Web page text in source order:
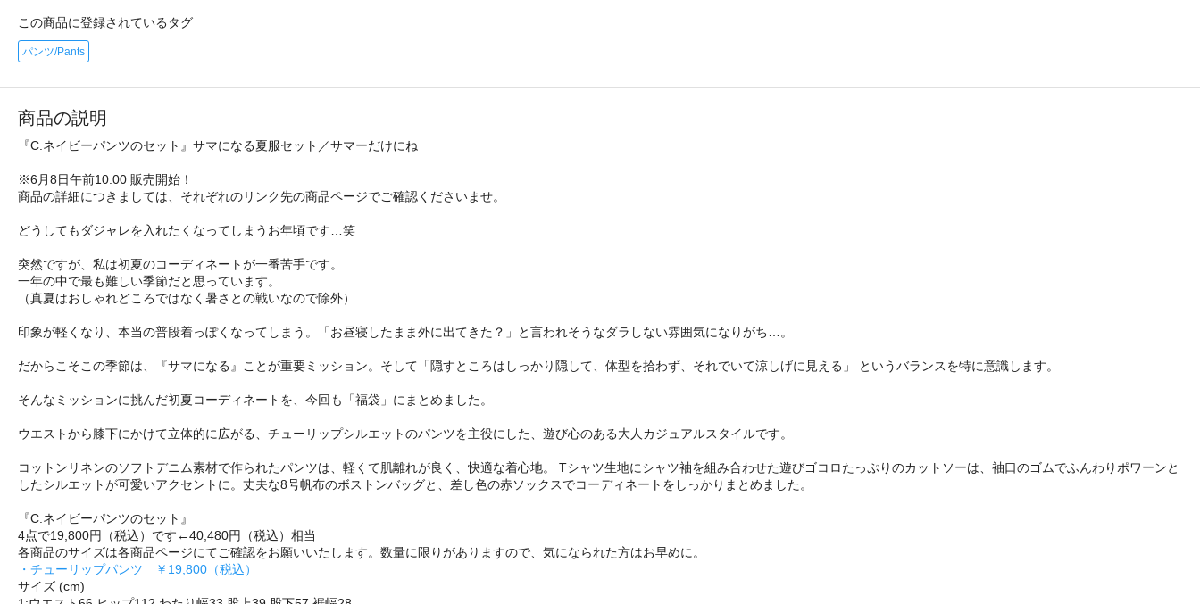
この商品に登録されているタグ
パンツ/Pants
商品の説明
『C.ネイビーパンツのセット』サマになる夏服セット／サマーだけにね
※6月8日午前10:00 販売開始！
商品の詳細につきましては、それぞれのリンク先の商品ページでご確認くださいませ。
どうしてもダジャレを入れたくなってしまうお年頃です…笑
突然ですが、私は初夏のコーディネートが一番苦手です。
一年の中で最も難しい季節だと思っています。
（真夏はおしゃれどころではなく暑さとの戦いなので除外）
印象が軽くなり、本当の普段着っぽくなってしまう。「お昼寝したまま外に出てきた？」と言われそうなダラしない雰囲気になりがち…。
だからこそこの季節は、『サマになる』ことが重要ミッション。そして「隠すところはしっかり隠して、体型を拾わず、それでいて涼しげに見える」 というバランスを特に意識します。
そんなミッションに挑んだ初夏コーディネートを、今回も「福袋」にまとめました。
ウエストから膝下にかけて立体的に広がる、チューリップシルエットのパンツを主役にした、遊び心のある大人カジュアルスタイルです。
コットンリネンのソフトデニム素材で作られたパンツは、軽くて肌離れが良く、快適な着心地。 Tシャツ生地にシャツ袖を組み合わせた遊びゴコロたっぷりのカットソーは、袖口のゴムでふんわりポワーンと
したシルエットが可愛いアクセントに。丈夫な8号帆布のボストンバッグと、差し色の赤ソックスでコーディネートをしっかりまとめました。
『C.ネイビーパンツのセット』
4点で19,800円（税込）です←40,480円（税込）相当
各商品のサイズは各商品ページにてご確認をお願いいたします。数量に限りがありますので、気になられた方はお早めに。
・チューリップパンツ ￥19,800（税込）
サイズ (cm)